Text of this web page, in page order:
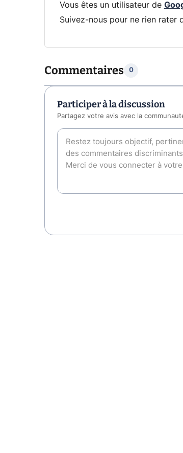
Vous êtes un utilisateur de
Suivez-nous pour ne rien rater
Commentaires 0
Participer à la discussion
Partagez votre avis avec la